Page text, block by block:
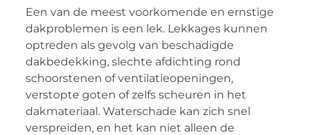
Een van de meest voorkomende en ernstige
dakproblemen is een lek. Lekkages kunnen
optreden als gevolg van beschadigde
dakbedekking, slechte afdichting rond
schoorstenen of ventilatieopeningen,
verstopte goten of zelfs scheuren in het
dakmateriaal. Waterschade kan zich snel
verspreiden, en het kan niet alleen de